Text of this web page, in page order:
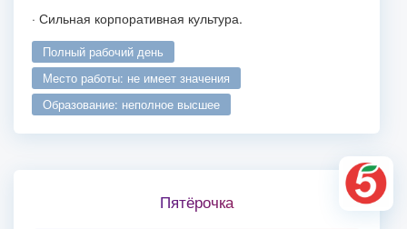
· Сильная корпоративная культура.
полный рабочий день
место работы: не имеет значения
образование: неполное высшее
Пятёрочка